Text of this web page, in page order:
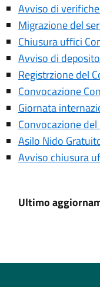
Avviso di
Migrazione del
Chiusura uffici
Avviso di
Registrzione del
Convocazione
Giornata
Convocazione
Asilo Nido
Avviso chiusura
Ultimo